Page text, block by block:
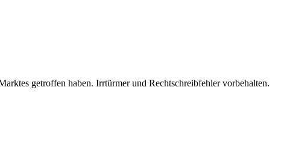
getroffen haben. Irrtürmer und Rechtschreibfehler vorbehalten.